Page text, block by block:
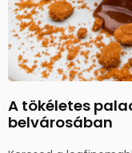
A tökéletes
belvárosában